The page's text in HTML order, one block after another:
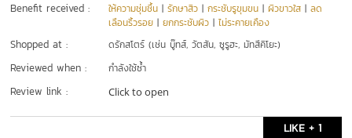
Benefit received : ให้ความชุ่มชื้น |รักษาสิว |กระชับรูขุมขน |ผิวขาวใส |ลด
เลือนริ้วรอย |ยกกระชับผิว |ไม่ระคายเคือง
Shopped at : ดรักสโตร์ (เช่น บู๊ทส์, วัตสัน, ซูรูฮะ, มัทสึคิโยะ)
Reviewed when : กำลังใช้ซ้ำ
Review link : Click to open
LIKE + 1